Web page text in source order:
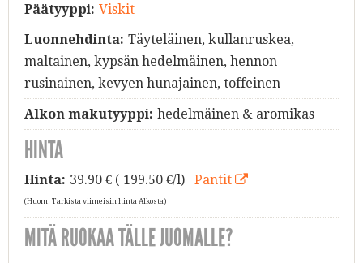
Päätyyppi: Viskit
Luonnehdinta: Täyteläinen, kullanruskea,
maltainen, kypsän hedelmäinen, hennon
rusinainen, kevyen hunajainen, toffeinen
Alkon makutyyppi: hedelmäinen & aromikas
HINTA
Hinta: 39.90€ ( 199.50 €/l) Pantit
(Huom! Tarkista viimeisin hinta Alkosta)
MITÄ RUOKAA TÄLLE JUOMALLE?